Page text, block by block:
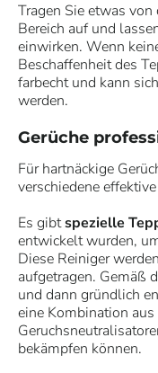
Tragen Sie etwas
Bereich auf und
einwirken. Wenn
Beschaffenheit des
farbecht und kann
werden.
Gerüche
Für hartnäckige
verschiedene
Es gibtspezielle
entwickelt wurden,
Diese Reiniger
aufgetragen. Gemäß
und dann gründlich
eine Kombination
bekämpfen können.